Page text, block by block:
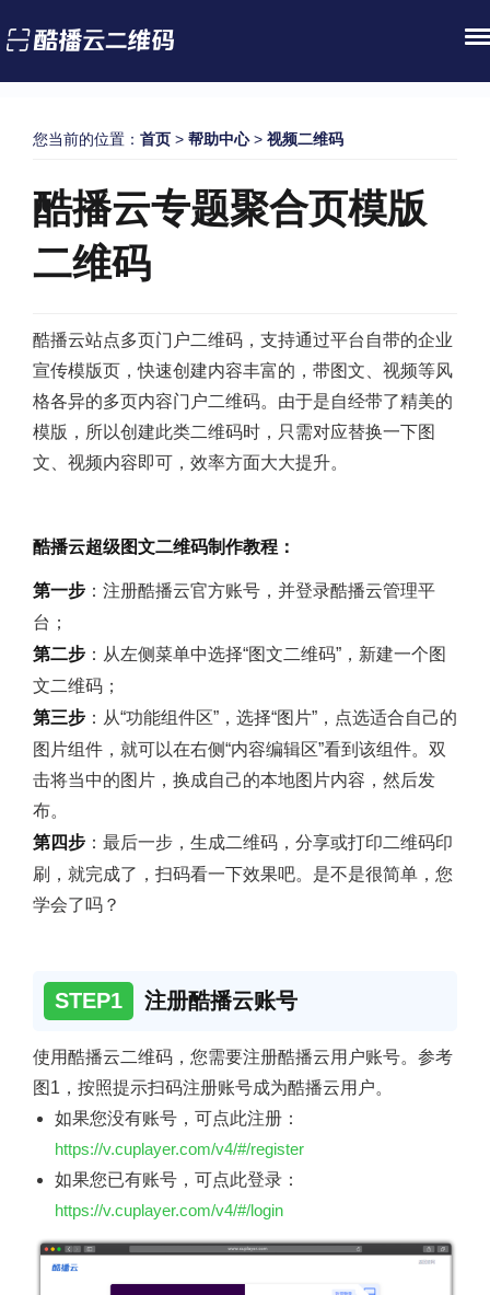
您当前的位置： 首页 > 帮助中心> 视频二维码
酷播云专题聚合页模版
二维码
酷播云站点多页门户二维码，支持通过平台自带的企业
宣传模版页，快速创建内容丰富的，带图文、视频等风
格各异的多页内容门户二维码。由于是自经带了精美的
模版，所以创建此类二维码时，只需对应替换一下图
文、视频内容即可，效率方面大大提升。
酷播云超级图文二维码制作教程：
第一步 ：注册酷播云官方账号，并登录酷播云管理平
台；
第二步 ：从左侧菜单中选择“图文二维码”，新建一个图
文二维码；
第三步 ：从“功能组件区”，选择“图片”，点选适合自己的
图片组件，就可以在右侧“内容编辑区”看到该组件。双
击将当中的图片，换成自己的本地图片内容，然后发
布。
第四步 ：最后一步，生成二维码，分享或打印二维码印
刷，就完成了，扫码看一下效果吧。是不是很简单，您
学会了吗？
STEP1 注册酷播云账号
使用酷播云二维码，您需要注册酷播云用户账号。参考
图1，按照提示扫码注册账号成为酷播云用户。
如果您没有账号，可点此注册：
https://v.cuplayer.com/v4/#/register
如果您已有账号，可点此登录：
https://v.cuplayer.com/v4/#/login